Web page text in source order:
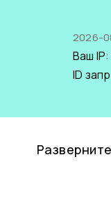
2026-
Ваш IP:
ID